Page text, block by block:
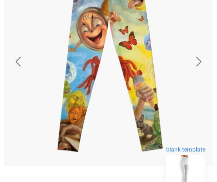
blank template